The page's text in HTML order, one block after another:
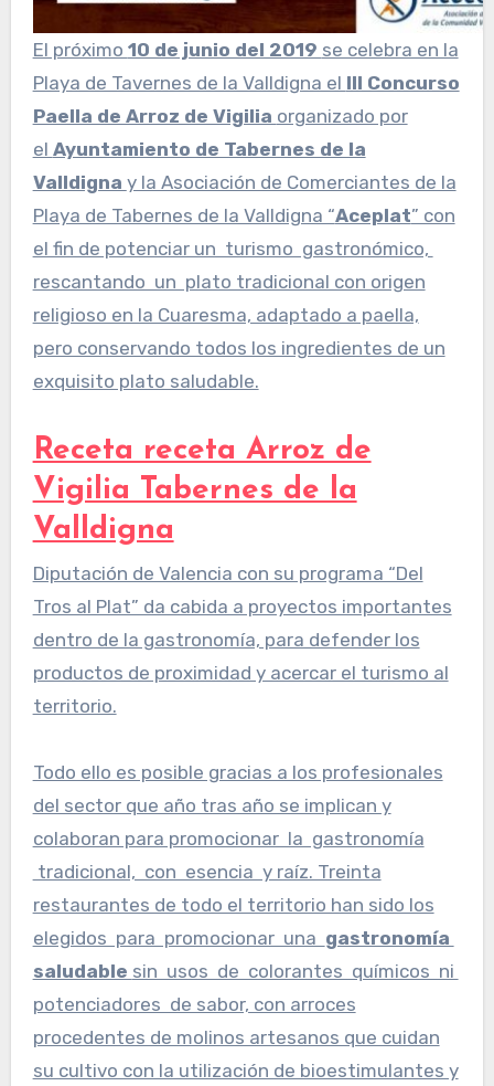
El próximo 10 de junio del 2019 se celebra en la
Playa de Tavernes de la Valldigna el III Concurso
Paella de Arroz de Vigilia organizado por
el Ayuntamiento de Tabernes de la
Valldigna y la Asociación de Comerciantes de la
Playa de Tabernes de la Valldigna “Aceplat” con
el fin de potenciar un turismo gastronómico,
rescantando un plato tradicional con origen
religioso en la Cuaresma, adaptado a paella,
pero conservando todos los ingredientes de un
exquisito plato saludable.
Receta receta Arroz de
Vigilia Tabernes de la
Valldigna
Diputación de Valencia con su programa “Del
Tros al Plat” da cabida a proyectos importantes
dentro de la gastronomía, para defender los
productos de proximidad y acercar el turismo al
territorio.
Todo ello es posible gracias a los profesionales
del sector que año tras año se implican y
colaboran para promocionar la gastronomía
tradicional, con esencia y raíz. Treinta
restaurantes de todo el territorio han sido los
elegidos para promocionar una gastronomía
saludable sin usos de colorantes químicos ni
potenciadores de sabor, con arroces
procedentes de molinos artesanos que cuidan
su cultivo con la utilización de bioestimulantes y